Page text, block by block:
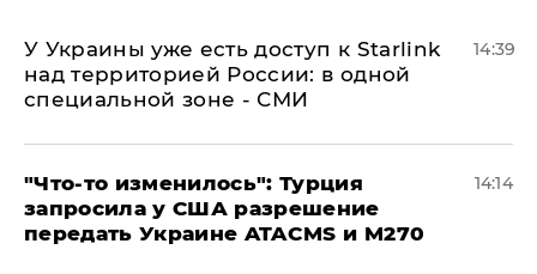
У Украины уже есть доступ к Starlink
над территорией России: в одной
специальной зоне - СМИ
14:39
​"Что-то изменилось": Турция
запросила у США разрешение
передать Украине ATACMS и M270
14:14